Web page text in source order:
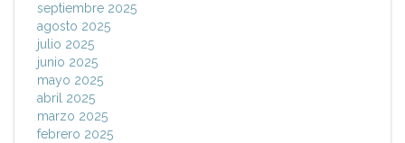
septiembre 2025
agosto 2025
julio 2025
junio 2025
mayo 2025
abril 2025
marzo 2025
febrero 2025